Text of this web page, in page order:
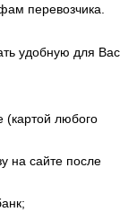
перевозчика.
удобную для Вас
(картой любого
на сайте после